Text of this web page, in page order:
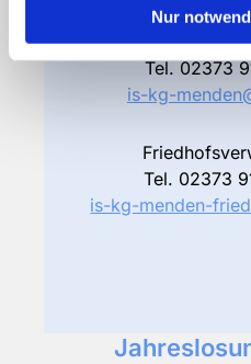
Nur
Tel.02373
is-kg-
Tel. 02373
is-kg-menden-